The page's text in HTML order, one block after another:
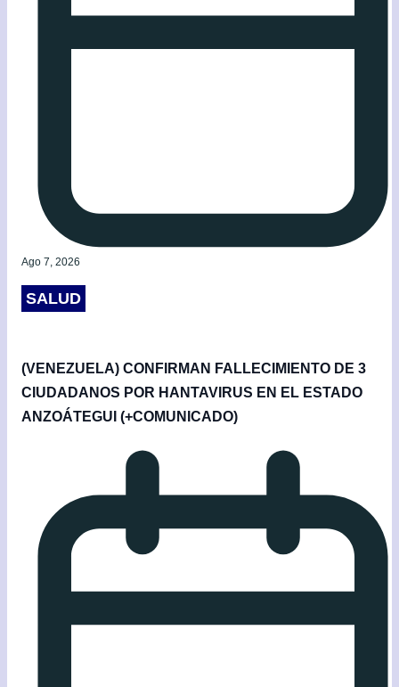
Ago 7, 2026
SALUD
(VENEZUELA) CONFIRMAN FALLECIMIENTO DE 3
CIUDADANOS POR HANTAVIRUS EN EL ESTADO
ANZOÁTEGUI (+COMUNICADO)